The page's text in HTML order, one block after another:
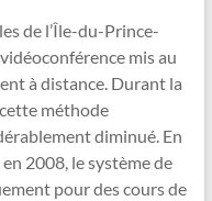
de l’Île-du-Prince-
mis au
à distance. Durant la
méthode
diminué. En
2008, le système de
pour des cours de